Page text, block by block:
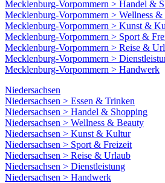
Mecklenburg-Vorpommern > Handel &
Mecklenburg-Vorpommern > Wellness &
Mecklenburg-Vorpommern > Kunst &
Mecklenburg-Vorpommern > Sport &
Mecklenburg-Vorpommern > Reise &
Mecklenburg-Vorpommern >
Mecklenburg-Vorpommern > Handwerk
Niedersachsen
Niedersachsen > Essen & Trinken
Niedersachsen > Handel & Shopping
Niedersachsen > Wellness & Beauty
Niedersachsen > Kunst & Kultur
Niedersachsen > Sport & Freizeit
Niedersachsen > Reise & Urlaub
Niedersachsen > Dienstleistung
Niedersachsen > Handwerk